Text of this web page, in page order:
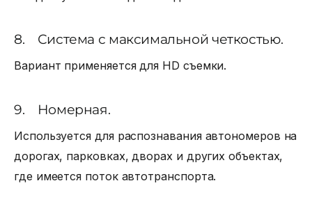
8. Система с максимальной четкостью.
Вариант применяется для HD съемки.
9. Номерная.
Используется для распознавания автономеров на
дорогах, парковках, дворах и других объектах,
где имеется поток автотранспорта.